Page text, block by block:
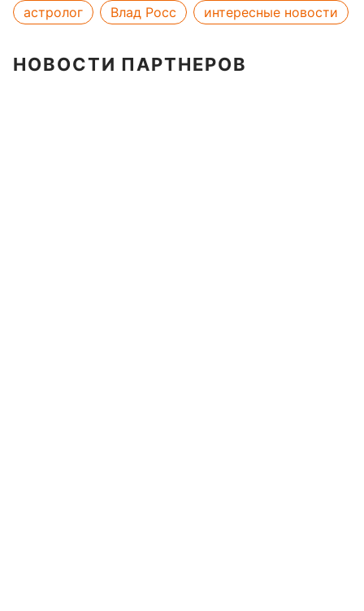
астролог Влад Росс интересные новости
НОВОСТИ ПАРТНЕРОВ